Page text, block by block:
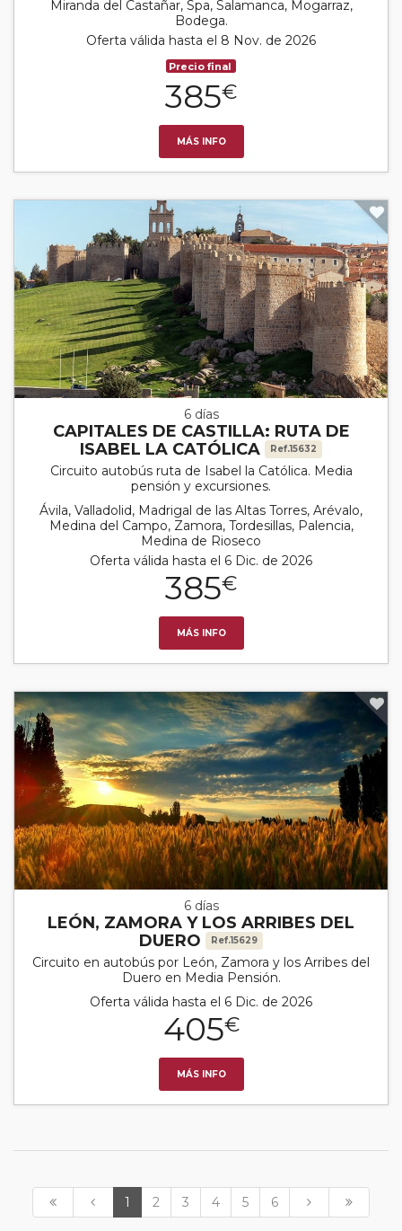
Miranda del Castañar, Spa, Salamanca, Mogarraz,
Bodega.
Oferta válida hasta el 8 Nov. de 2026
Precio final
385€
MÁS INFO
6 días
CAPITALES DE CASTILLA: RUTA DE
ISABEL LA CATÓLICA
Ref.15632
Circuito autobús ruta de Isabel la Católica. Media
pensión y excursiones.
Ávila, Valladolid, Madrigal de las Altas Torres, Arévalo,
Medina del Campo, Zamora, Tordesillas, Palencia,
Medina de Rioseco
Oferta válida hasta el 6 Dic. de 2026
385€
MÁS INFO
6 días
LEÓN, ZAMORA Y LOS ARRIBES DEL
DUERO
Ref.15629
Circuito en autobús por León, Zamora y los Arribes del
Duero en Media Pensión.
Oferta válida hasta el 6 Dic. de 2026
405€
MÁS INFO
1 2 3 4 5 6